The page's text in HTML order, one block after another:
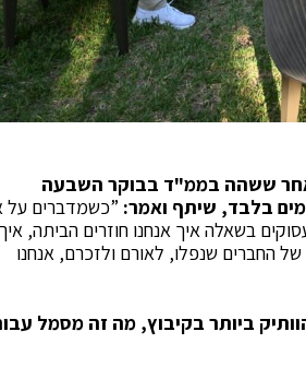
ששהה בממ"ד בבוקר השבעה
בלבד, שיתף ואמר: ”כשמדברים על
בשאלה איך אנחנו חוזרים הביתה, איך
של החברים שנפלו, לאורם ולזכרם, אנחנו
ביותר בקיבוץ, מה זה מסמל